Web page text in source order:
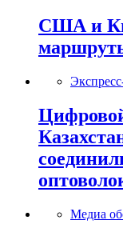
США и
Медиа